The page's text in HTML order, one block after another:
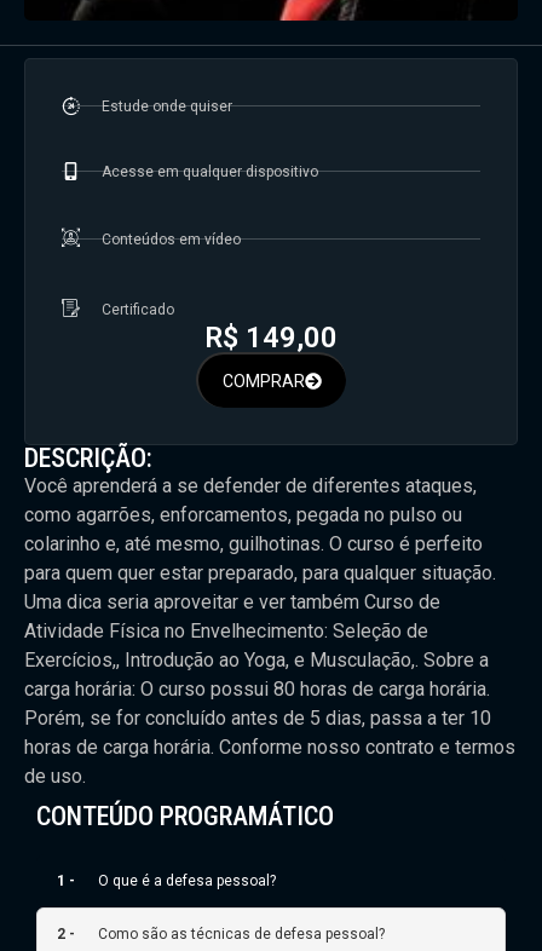
DESCRIÇÃO:
Você aprenderá a se defender de diferentes ataques,
como agarrões, enforcamentos, pegada no pulso ou
colarinho e, até mesmo, guilhotinas. O curso é perfeito
para quem quer estar preparado, para qualquer situação.
Uma dica seria aproveitar e ver também Curso de
Atividade Física no Envelhecimento: Seleção de
Exercícios,, Introdução ao Yoga, e Musculação,. Sobre a
carga horária: O curso possui 80 horas de carga horária.
Porém, se for concluído antes de 5 dias, passa a ter 10
horas de carga horária. Conforme nosso contrato e termos
de uso.
CONTEÚDO PROGRAMÁTICO
1 - O que é a defesa pessoal?
2 - Como são as técnicas de defesa pessoal?
Estude onde quiser
Acesse em qualquer dispositivo
Conteúdos em vídeo
Certificado
R$ 149,00
COMPRAR